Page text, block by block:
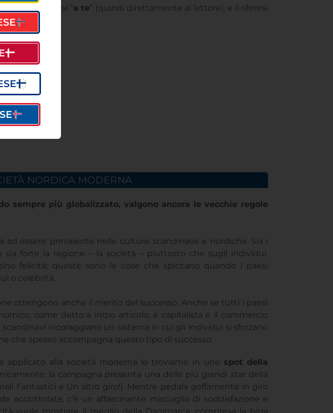
è il rivolgersi “a te” (quindi direttamente al lettore), e il riferirsi
NORDICA MODERNA
sempre più globalizzato, valgono ancora le vecchie regole
ad essere prevalente nelle culture scandinave e nordiche. Sia i
forte la regione – la società – piuttosto che sugli individui.
felicità; queste sono le cose che spiccano quando i paesi
o celebrità.
ottengono anche il merito del successo. Anche se tutti i paesi
come detto a inizio articolo, è capitalista e il commercio
incoraggiano un sistema in cui gli individui si sforzano
che spesso accompagna questo tipo di successo.
applicato alla società moderna lo troviamo in uno spot della
la campagna presenta una delle più grandi star della
Fantastici e Un altro giro!). Mentre pedala goffamente in giro
acciottolate, c’è un affascinante miscuglio di soddisfazione e
vuole mostrare il meglio della Danimarca, compresa la birra